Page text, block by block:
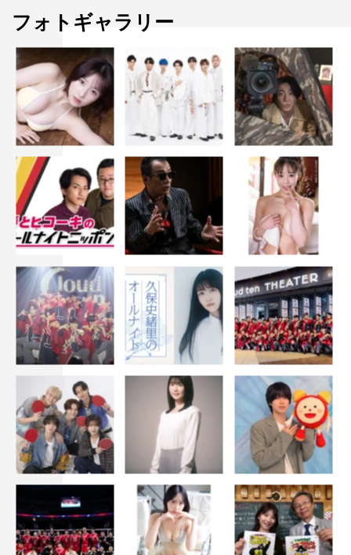
を小関さんが持つ魅力と相まってとてもうまく表現して頂
きました。もちろん元春と澪の関係にも影響を及ぼすので
すが、沙也佳と上原の関係もどうなっていくのかご注目い
ただけましたら幸いです」
番組情報
木曜劇場『知ってるワイフ』
フジテレビ系
毎週（木）後10時～10時54分
＜キャスト＞
大倉忠義 広瀬アリス
松下洸平 川栄李奈 ・ 森田甘路 末澤誠也（Aぇ! group/
関西ジャニーズJr.） 佐野ひ
なこ 安藤ニコ 小関裕太 マギー 猫背椿 おかやまは
じめ
／瀧本美織 ・ 生瀬勝久 片平なぎさ
＜スタッフ＞
脚本：橋部敦子（『僕らは奇跡でできている』『フラジャ
イル』『フリーター、家を買う』『僕の生きる道』シリー
ズほか）
～』『世にも奇妙な物語』『あの日見た花の名前を僕達は
まだ知らない。』ほか）
プロデュース：貸川聡子（『黒井戸殺し』『絶対零度～特
フォトギャラリー